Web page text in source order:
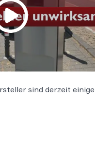
sind derzeit einige